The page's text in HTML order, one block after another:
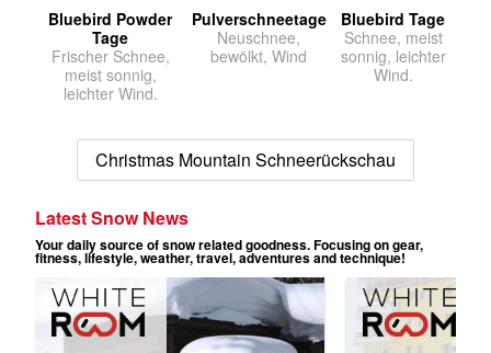
Bluebird Powder
Tage
Frischer Schnee,
meist sonnig,
leichter Wind.
Pulverschneetage
Neuschnee,
bewölkt, Wind
Bluebird Tage
Schnee, meist
sonnig, leichter
Wind.
Christmas Mountain Schneerückschau